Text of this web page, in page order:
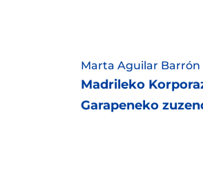
Marta Aguilar Barrón
Madrileko
Garapeneko